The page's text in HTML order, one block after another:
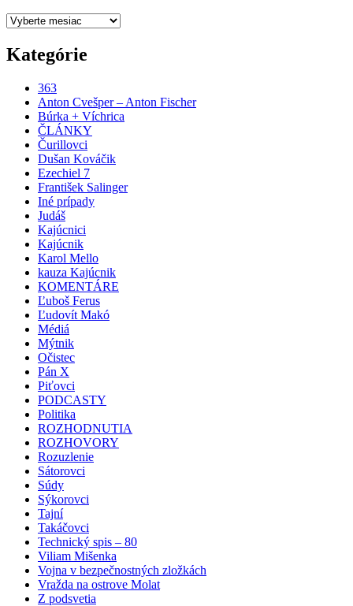
Archív
Kategórie
363
Anton Cvešper – Anton Fischer
Búrka + Víchrica
ČLÁNKY
Čurillovci
Dušan Kováčik
Ezechiel 7
František Salinger
Iné prípady
Judáš
Kajúcnici
Kajúcnik
Karol Mello
kauza Kajúcnik
KOMENTÁRE
Ľuboš Ferus
Ľudovít Makó
Médiá
Mýtnik
Očistec
Pán X
Piťovci
PODCASTY
Politika
ROZHODNUTIA
ROZHOVORY
Rozuzlenie
Sátorovci
Súdy
Sýkorovci
Tajní
Takáčovci
Technický spis – 80
Viliam Mišenka
Vojna v bezpečnostných zložkách
Vražda na ostrove Molat
Z podsvetia